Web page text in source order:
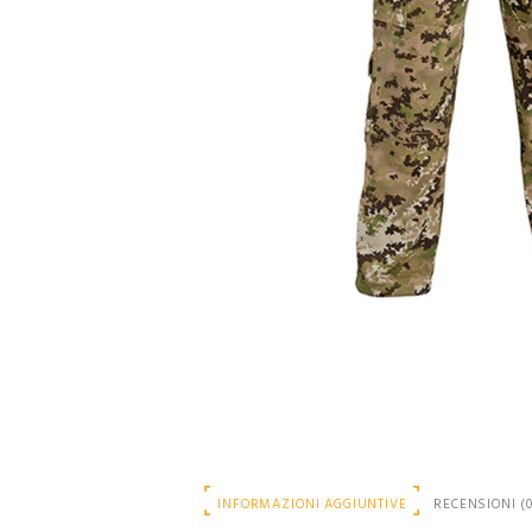
INFORMAZIONI AGGIUNTIVE RECENSIONI